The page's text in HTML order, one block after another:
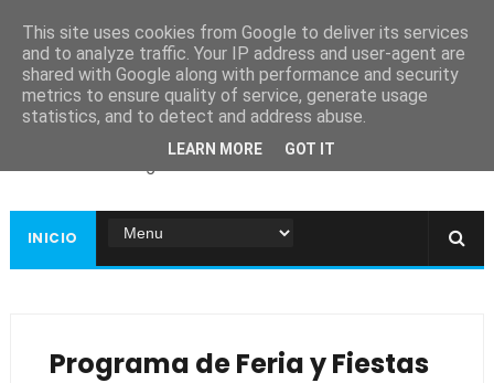
Ayuntamiento de
Guadiana
INICIO
Programa de Feria y Fiestas
This site uses cookies from Google to deliver its services
and to analyze traffic. Your IP address and user-agent are
shared with Google along with performance and security
metrics to ensure quality of service, generate usage
statistics, and to detect and address abuse.
LEARN MORE GOT IT